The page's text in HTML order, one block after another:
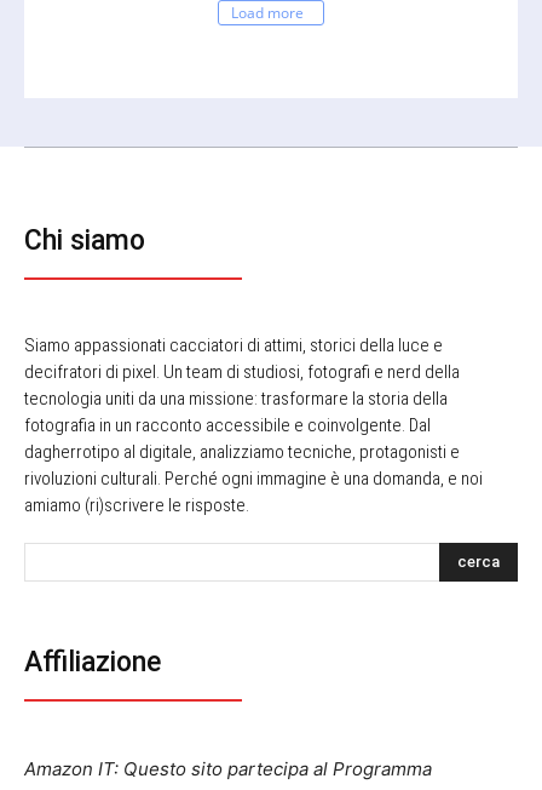
Load more
Chi siamo
Siamo appassionati cacciatori di attimi, storici della luce e
decifratori di pixel. Un team di studiosi, fotografi e nerd della
tecnologia uniti da una missione: trasformare la storia della
fotografia in un racconto accessibile e coinvolgente. Dal
dagherrotipo al digitale, analizziamo tecniche, protagonisti e
rivoluzioni culturali. Perché ogni immagine è una domanda, e noi
amiamo (ri)scrivere le risposte.
cerca
Affiliazione
Amazon IT: Questo sito partecipa al Programma